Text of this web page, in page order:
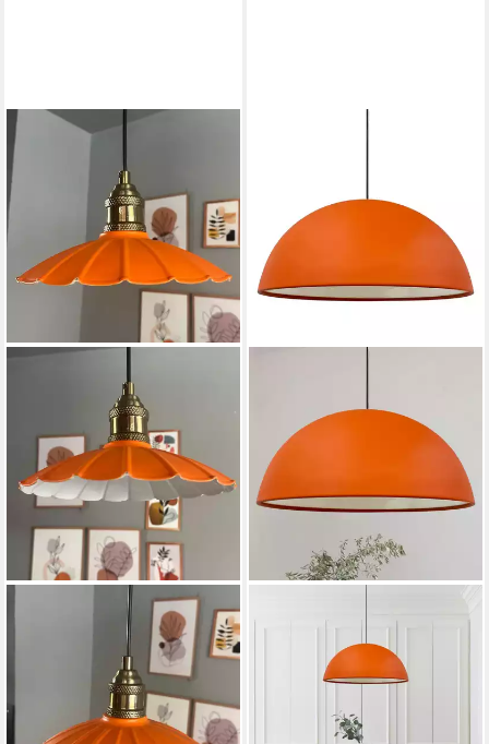
Pendelleuchte Pendelleuchte
Risso Metall Ø25cm, Modern
Hängelampe, ohne
50,90 €
Pendelleuchte Bamyum
Pendelleuchte Groß I Lipeo I
Ø50 cm Hängelampe Modern
Lampe, ohne Leuchtmittel